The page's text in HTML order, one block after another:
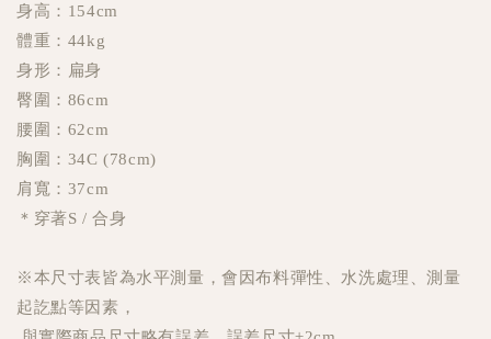
身高：154cm
體重：44kg
身形：扁身
臀圍：86cm
腰圍：62cm
胸圍：34C (78cm)
肩寬：37cm
＊穿著S / 合身
※本尺寸表皆為水平測量，會因布料彈性、水洗處理、測量
起訖點等因素，